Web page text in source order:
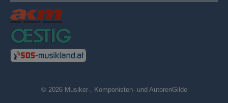
© 2026 Musiker-, Komponisten- und AutorenGilde